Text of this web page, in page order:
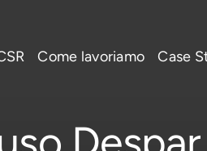
Come lavoriamo Case